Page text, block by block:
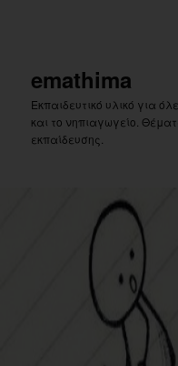
emathima
Εκπαιδευτικό υλικό για
και το νηπιαγωγείο.
εκπαίδευσης.